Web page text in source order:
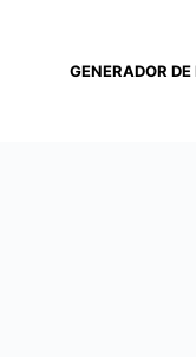
GENERADOR DE